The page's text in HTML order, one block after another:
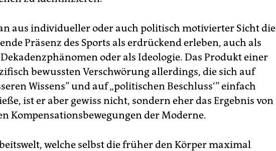
aus individueller oder auch politisch motivierter Sicht die
Präsenz des Sports als erdrückend erleben, auch als
oder als Ideologie. Das Produkt einer
bewussten Verschwörung allerdings, die sich auf
Wissens” und auf „politischen Beschluss‘” einfach
ist er aber gewiss nicht, sondern eher das Ergebnis von
Kompensationsbewegungen der Moderne.
welche selbst die früher den Körper maximal